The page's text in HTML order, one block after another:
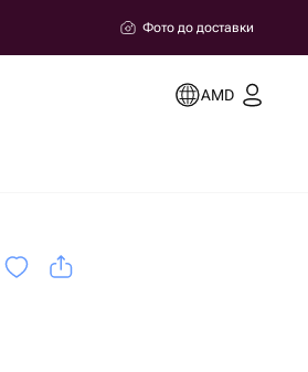
Фото до доставки
AMD